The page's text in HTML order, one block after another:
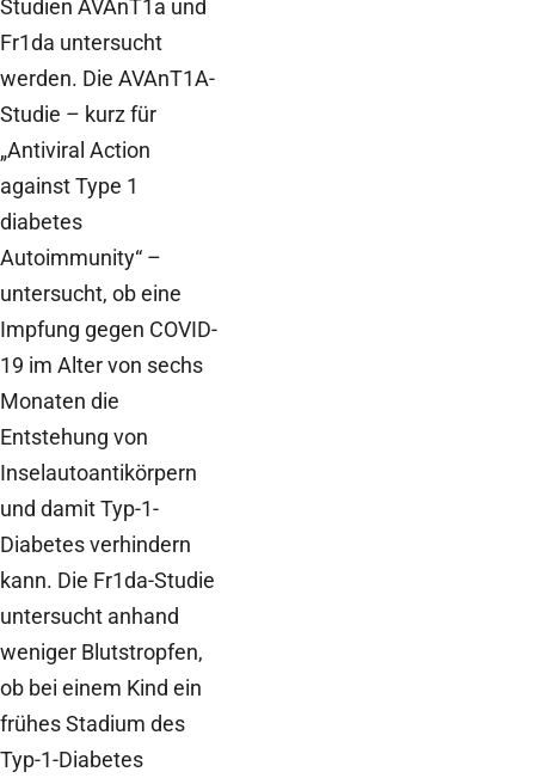
Studien AVAnT1a und
Fr1da untersucht
werden. Die AVAnT1A-
Studie – kurz für
„Antiviral Action
against Type 1
diabetes
Autoimmunity“ –
untersucht, ob eine
Impfung gegen COVID-
19 im Alter von sechs
Monaten die
Entstehung von
Inselautoantikörpern
und damit Typ-1-
Diabetes verhindern
kann. Die Fr1da-Studie
untersucht anhand
weniger Blutstropfen,
ob bei einem Kind ein
frühes Stadium des
Typ-1-Diabetes